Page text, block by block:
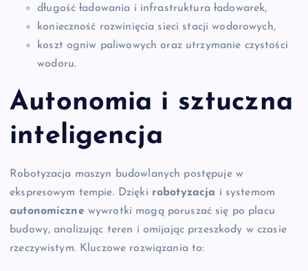
długość ładowania i infrastruktura ładowarek,
konieczność rozwinięcia sieci stacji wodorowych,
koszt ogniw paliwowych oraz utrzymanie czystości
wodoru.
Autonomia i sztuczna
inteligencja
Robotyzacja maszyn budowlanych postępuje w
ekspresowym tempie. Dzięki robotyzacja i systemom
autonomicznewywrotki mogą poruszać się po placu
budowy, analizując teren i omijając przeszkody w czasie
rzeczywistym. Kluczowe rozwiązania to: